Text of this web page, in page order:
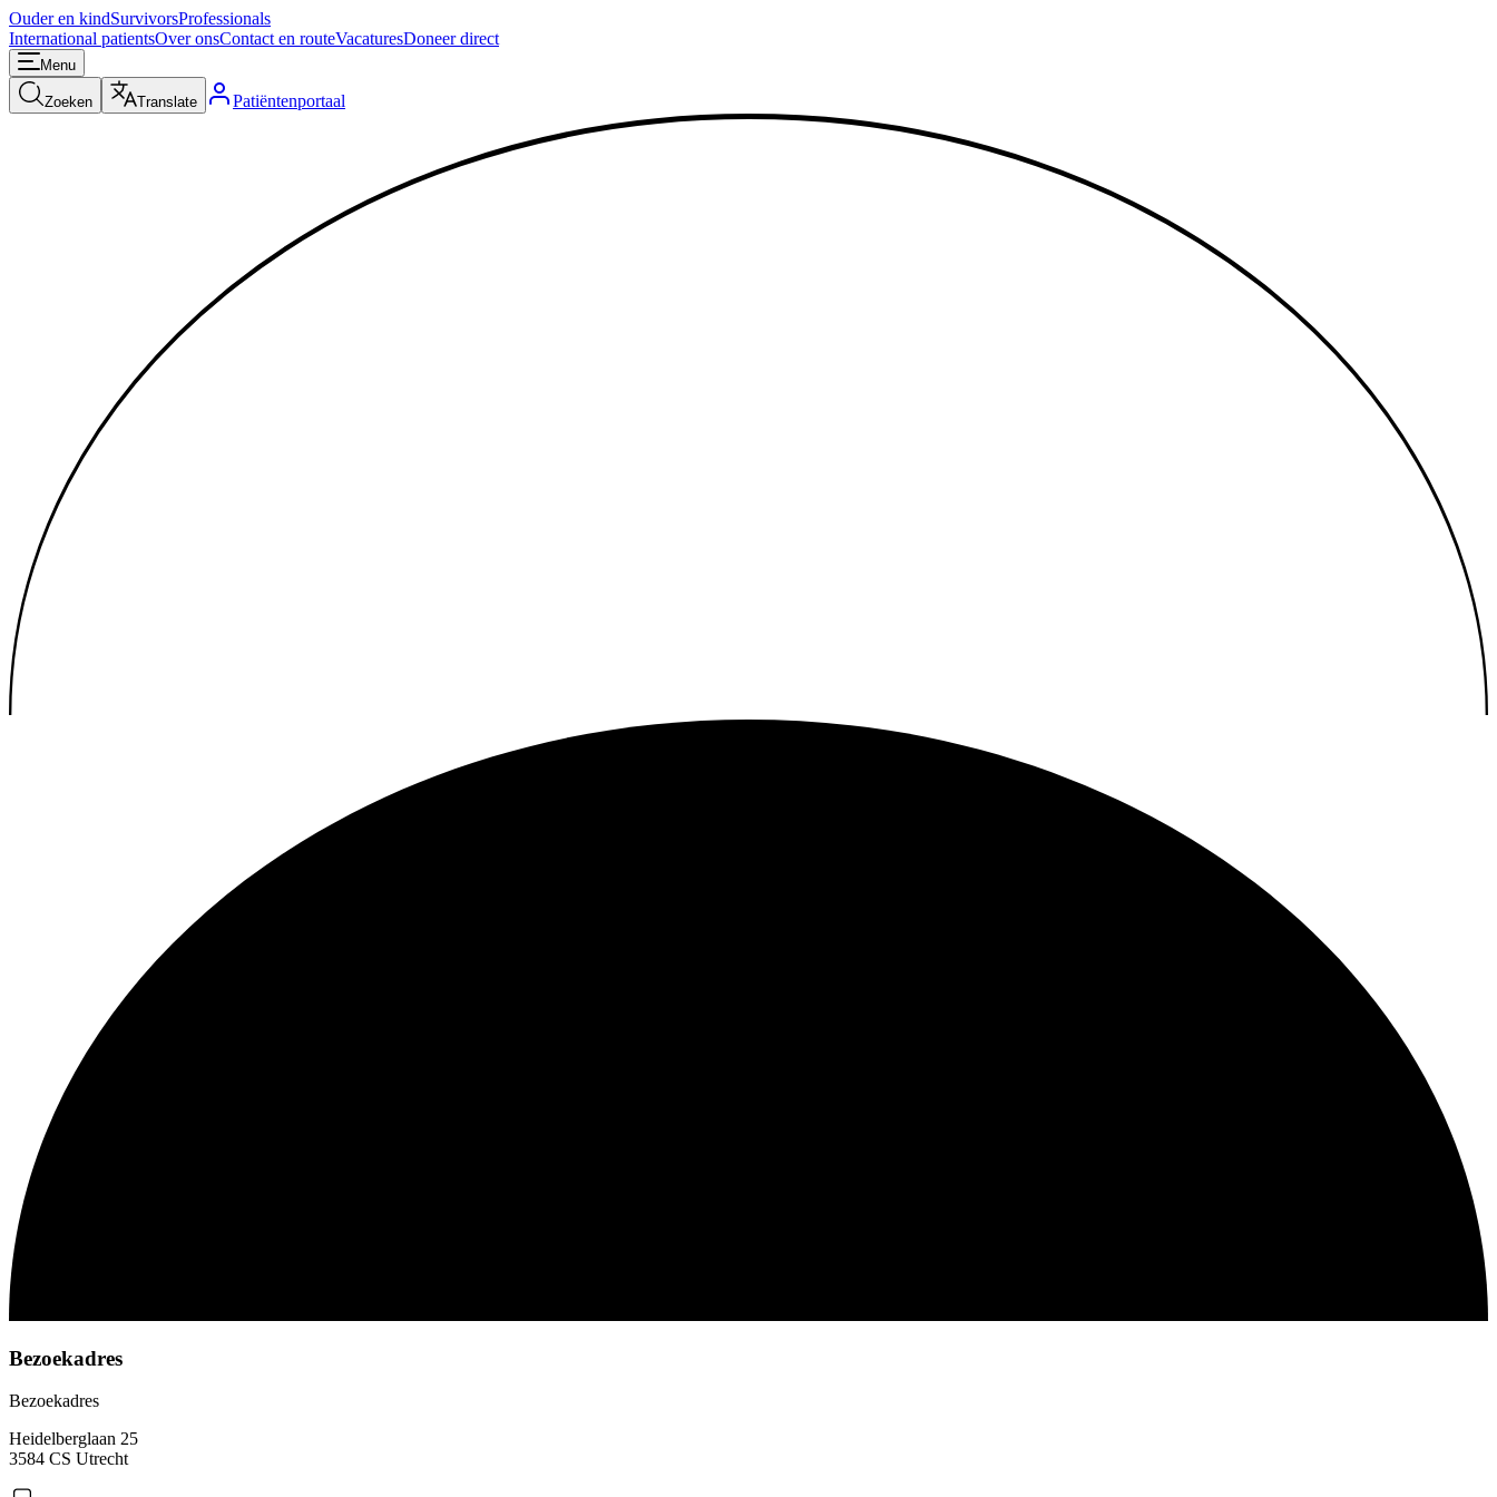
Ouder en kindSurvivorsProfessionals
International patientsOver onsContact en routeVacaturesDoneer direct
Menu
Zoeken Translate Patiëntenportaal
Bezoekadres
Bezoekadres
Heidelberglaan 25
3584 CS Utrecht